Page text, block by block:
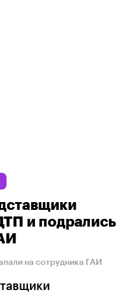
и подрались
на сотрудника ГАИ